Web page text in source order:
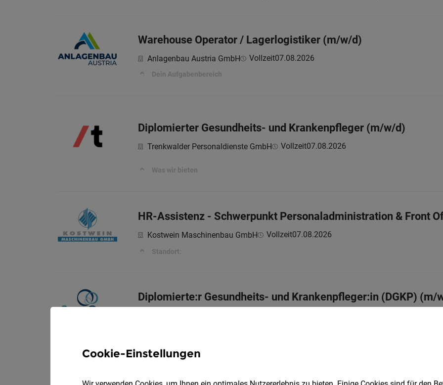
Warehouse Operator / Lagerlogistiker (m/w/d)
Anlagenbau Austria GmbH Vollzeit07.08.2026
Dein Aufgabenbereich
Diplomierter Gesundheits- und Krankenpfleger (m/w/d)
Trenkwalder Personaldienste GmbH Vollzeit07.08.2026
Was wir bieten
HR-Assistenz - Schwerpunkt Personaladministration & Front
Kostwein Maschinenbau GmbH Vollzeit07.08.2026
Standort:
Diplomierte:r Gesundheits- und Krankenpfleger:in (DGKP) (m/
Cookie-Einstellungen